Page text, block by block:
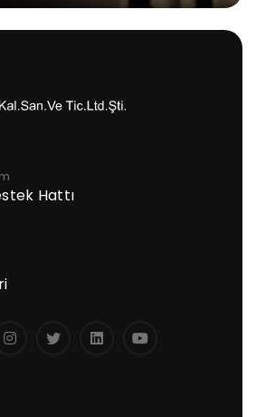
Gereken Hususlar
Hattı